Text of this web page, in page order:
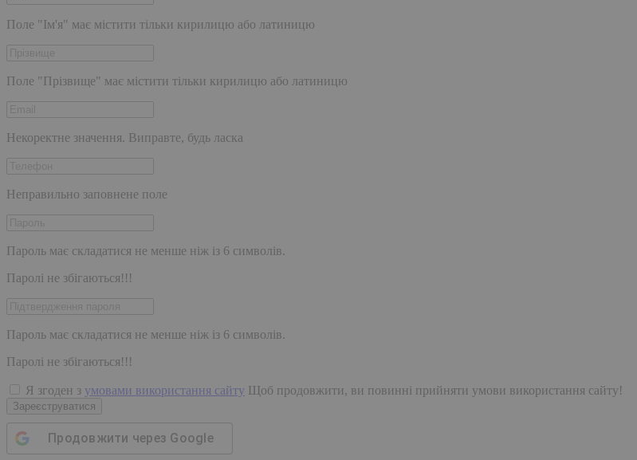
Поле "Ім'я" має містити тільки кирилицю або латиницю
Поле "Прізвище" має містити тільки кирилицю або латиницю
Некоректне значення. Виправте, будь ласка
Неправильно заповнене поле
Пароль має складатися не менше ніж із 6 символів.
Паролі не збігаються!!!
Пароль має складатися не менше ніж із 6 символів.
Паролі не збігаються!!!
Я згоден з умовами використання сайту Щоб продовжити, ви повинні прийняти умови використання сайту!
Зареєструватися
Продовжити через Google